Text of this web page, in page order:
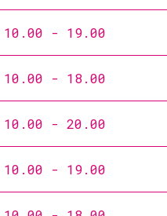
10.00 - 19.00
10.00 - 18.00
10.00 - 20.00
10.00 - 19.00